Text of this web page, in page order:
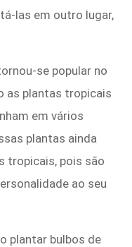
las em outro lugar,
se popular no
as plantas tropicais
em vários
plantas ainda
tropicais, pois são
ao seu
plantar bulbos de